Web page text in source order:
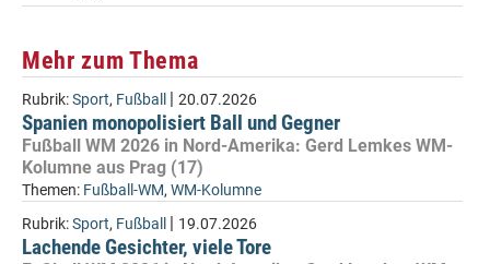
Mehr zum Thema
Rubrik:Sport, Fußball | 20.07.2026
Spanien monopolisiert Ball und Gegner
Fußball WM 2026 in Nord-Amerika: Gerd Lemkes WM-
Kolumne aus Prag (17)
Themen: Fußball-WM, WM-Kolumne
Rubrik:Sport, Fußball | 19.07.2026
Lachende Gesichter, viele Tore